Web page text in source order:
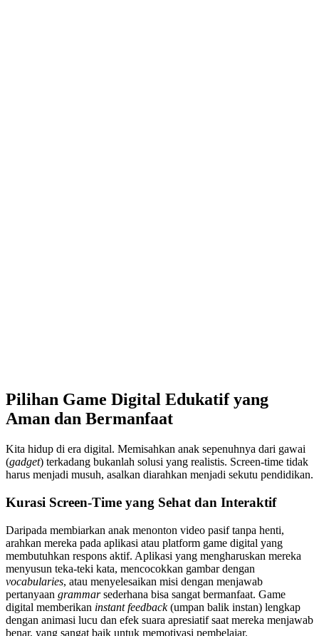
Pilihan Game Digital Edukatif yang
Aman dan Bermanfaat
Kita hidup di era digital. Memisahkan anak sepenuhnya dari gawai
(gadget) terkadang bukanlah solusi yang realistis. Screen-time tidak
harus menjadi musuh, asalkan diarahkan menjadi sekutu pendidikan.
Kurasi Screen-Time yang Sehat dan Interaktif
Daripada membiarkan anak menonton video pasif tanpa henti,
arahkan mereka pada aplikasi atau platform game digital yang
membutuhkan respons aktif. Aplikasi yang mengharuskan mereka
menyusun teka-teki kata, mencocokkan gambar dengan
vocabularies, atau menyelesaikan misi dengan menjawab
pertanyaan grammarsederhana bisa sangat bermanfaat. Game
digital memberikan instant feedback(umpan balik instan) lengkap
dengan animasi lucu dan efek suara apresiatif saat mereka menjawab
benar, yang sangat baik untuk memotivasi pembelajar.